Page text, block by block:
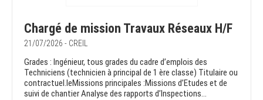
Chargé de mission Travaux Réseaux H/F
21/07/2026 - CREIL
Grades : Ingénieur, tous grades du cadre d’emplois des
Techniciens (technicien à principal de 1 ère classe) Titulaire ou
contractuel.leMissions principales :Missions d’Etudes et de
suivi de chantier Analyse des rapports d’Inspections...